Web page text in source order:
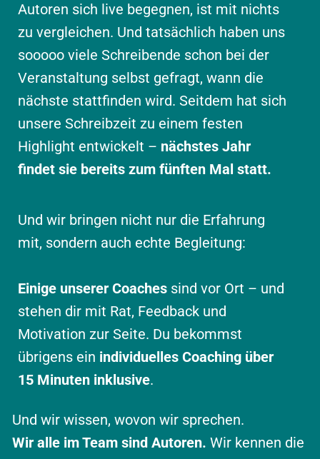
Autoren sich live begegnen, ist mit nichts
zu vergleichen. Und tatsächlich haben uns
sooooo viele Schreibende schon bei der
Veranstaltung selbst gefragt, wann die
nächste stattfinden wird. Seitdem hat sich
unsere Schreibzeit zu einem festen
Highlight entwickelt – nächstes Jahr
findet sie bereits zum fünften Mal statt.
Und wir bringen nicht nur die Erfahrung
mit, sondern auch echte Begleitung:
Einige unserer Coachessind vor Ort – und
stehen dir mit Rat, Feedback und
Motivation zur Seite. Du bekommst
übrigens ein individuelles Coaching über
15 Minuten inklusive.
Und wir wissen, wovon wir sprechen.
Wir alle im Team sind Autoren. Wir kennen die